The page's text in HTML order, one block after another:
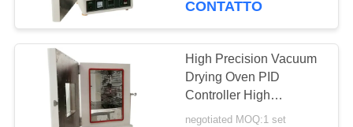
Temperatura umidità
Test camera
28
CONTATTO
High Precision Vacuum
Drying Oven PID
Controller High
Temperature Insulation
negotiated MOQ:1 set